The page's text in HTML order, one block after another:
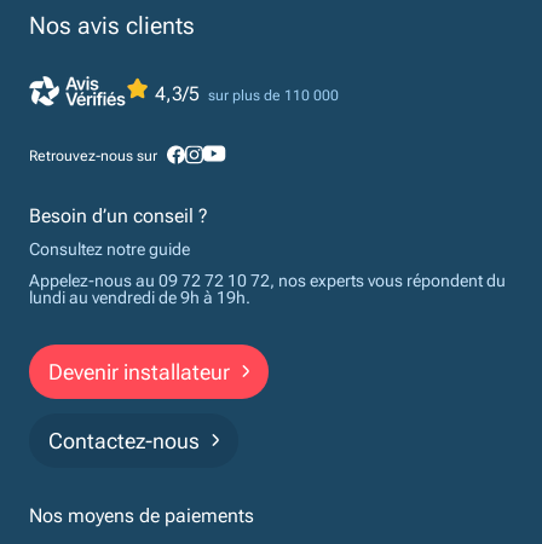
Nos avis clients
4,3/5 sur plus de 110 000
Retrouvez-nous sur
Besoin d’un conseil ?
Consultez notre guide
Appelez-nous au 09 72 72 10 72, nos experts vous répondent du
lundi au vendredi de 9h à 19h.
Devenir installateur
Contactez-nous
Nos moyens de paiements